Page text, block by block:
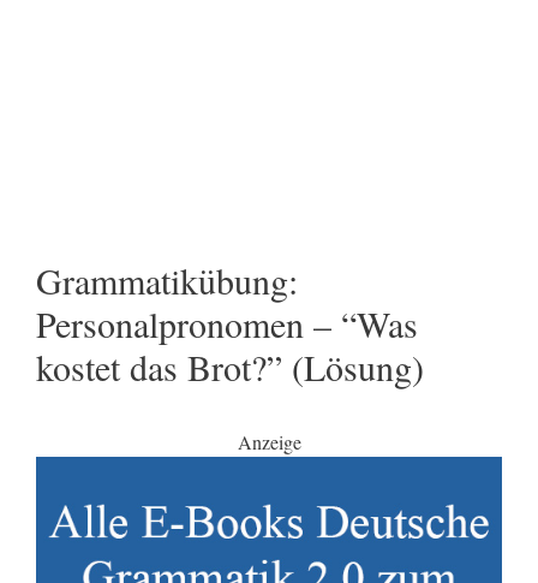
Grammatikübung:
Personalpronomen – “Was
kostet das Brot?” (Lösung)
Anzeige